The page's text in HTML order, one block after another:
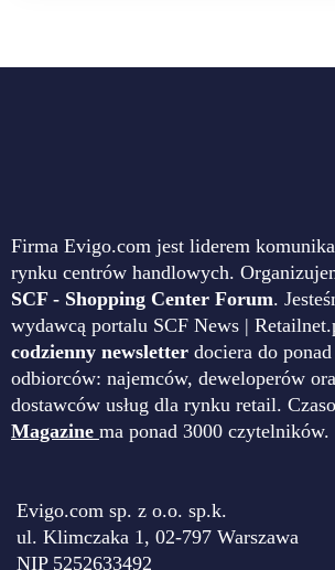
Firma Evigo.com jest liderem
rynku centrów handlowych.
SCF - Shopping Center Forum.
wydawcą portalu SCF News |
codzienny newsletter dociera do
odbiorców: najemców, deweloperów
dostawców usług dla rynku retail.
Magazine ma ponad 3000 czytelników.
Evigo.com sp. z o.o. sp.k.
ul. Klimczaka 1, 02-797 Warszawa
NIP 5252633492